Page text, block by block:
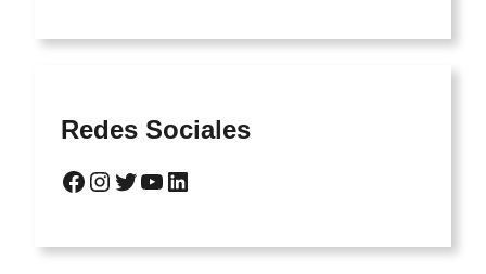
Redes Sociales
Facebook Instagram Twitter YouTube LinkedIn